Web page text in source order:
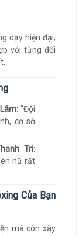
dạy hiện đại,
với từng đối
: “Đội
cơ sở
Trì:
nữ rất
Của Bạn
mà còn xây